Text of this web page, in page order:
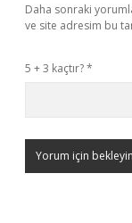
Daha sonraki
ve site adresim bu
5 + 3 kaçtır?*